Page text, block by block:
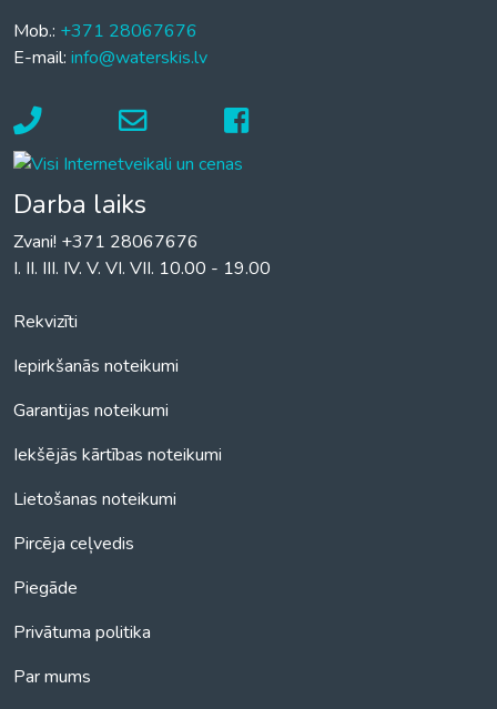
Mob.: +371 28067676
E-mail: info@waterskis.lv
Darba laiks
Zvani! +371 28067676
I. II. III. IV. V. VI. VII. 10.00 - 19.00
Rekvizīti
Iepirkšanās noteikumi
Garantijas noteikumi
Iekšējās kārtības noteikumi
Lietošanas noteikumi
Pircēja ceļvedis
Piegāde
Privātuma politika
Par mums